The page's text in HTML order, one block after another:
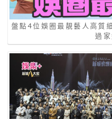
盤點4位娛圈最靚藝人高質
過家